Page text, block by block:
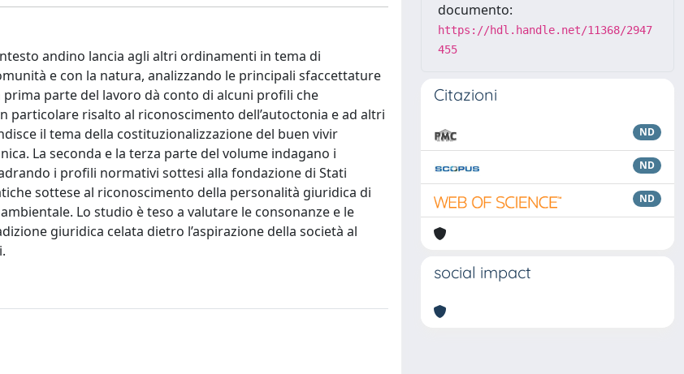
andino lancia agli altri ordinamenti in tema di
e con la natura, analizzando le principali sfaccettature
prima parte del lavoro dà conto di alcuni profili che
risalto al riconoscimento dell’autoctonia e ad altri
il tema della costituzionalizzazione del buen vivir
La seconda e la terza parte del volume indagano i
i profili normativi sottesi alla fondazione di Stati
sottese al riconoscimento della personalità giuridica di
Lo studio è teso a valutare le consonanze e le
giuridica celata dietro l’aspirazione della società al
documento:
https://hdl.handle.net/11368/2947
455
Citazioni
ND
ND
ND
social impact